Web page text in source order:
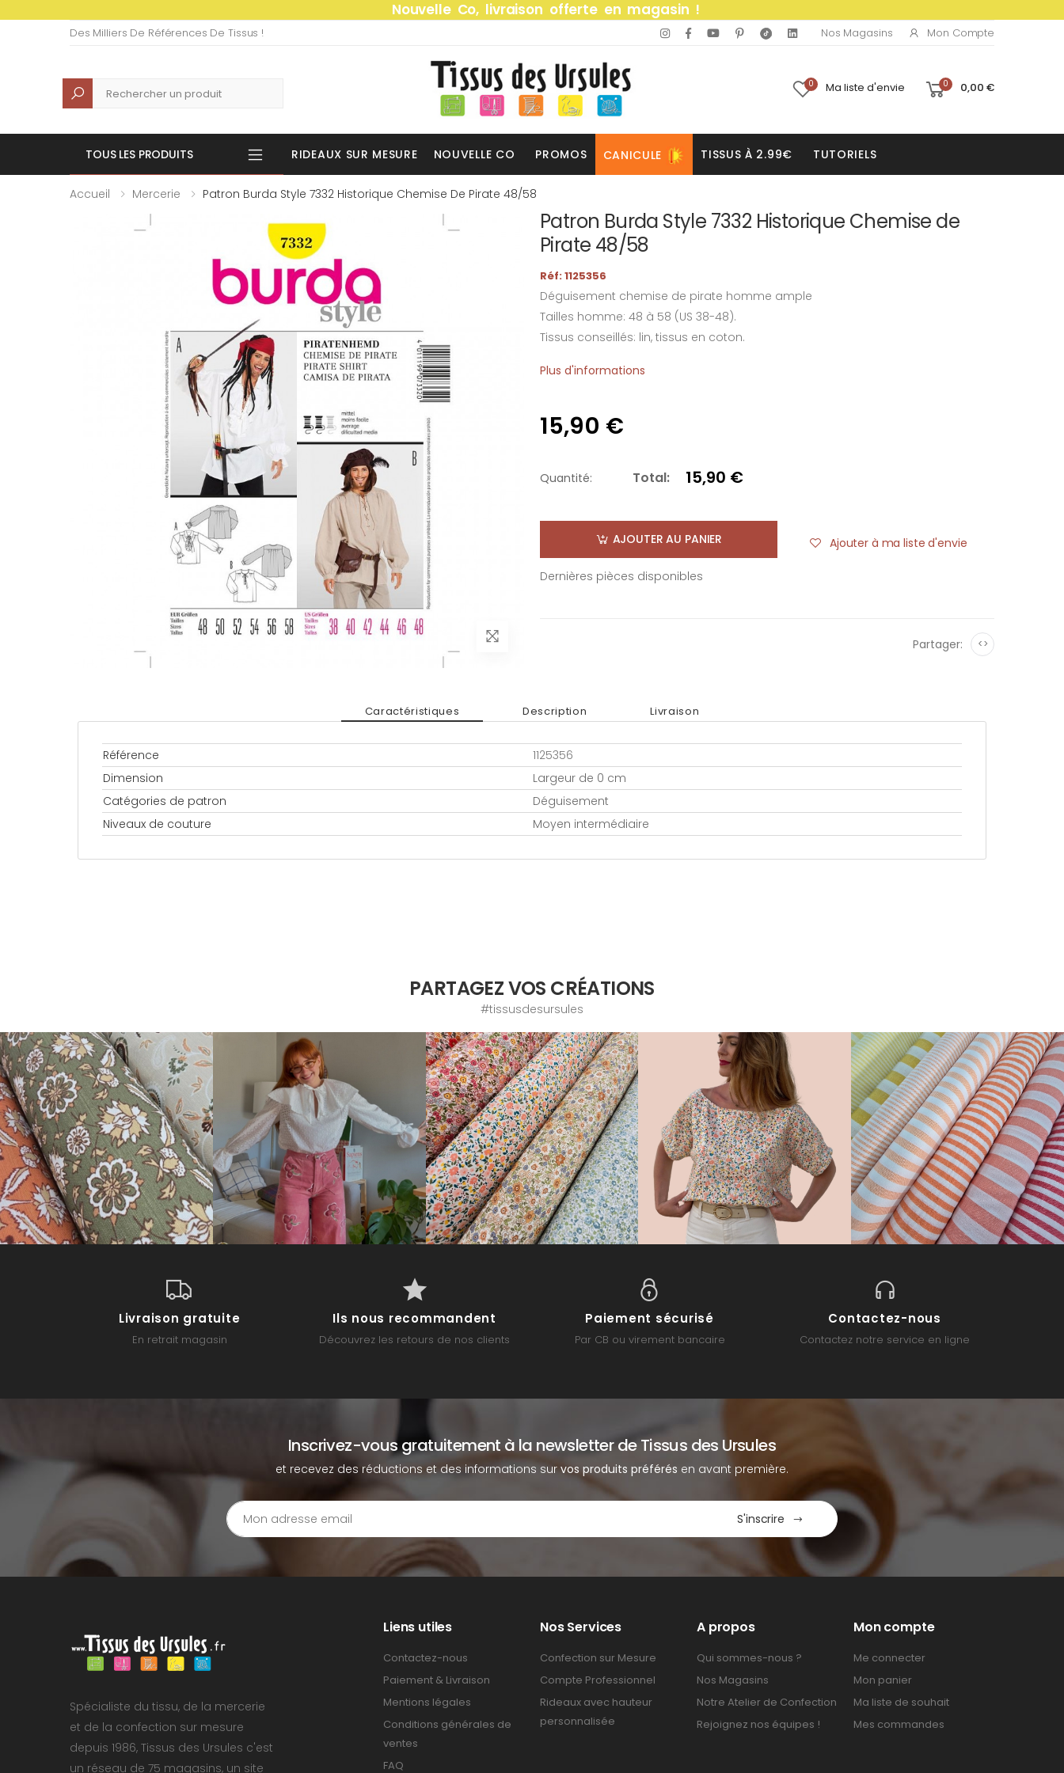
Nouvelle Co, livraison offerte en magasin !
Des Milliers De Références De Tissus ! Nos Magasins Mon Compte
Recherche 0 Ma liste d'envie 0 0,00 €
TOUS LES PRODUITS RIDEAUX SUR MESURE NOUVELLE CO PROMOS CANICULE TISSUS À 2.99€ TUTORIELS
Accueil Mercerie Patron Burda Style 7332 Historique Chemise De Pirate 48/58
Patron Burda Style 7332 Historique Chemise de
Pirate 48/58
Réf: 1125356
Déguisement chemise de pirate homme ample
Tailles homme: 48 à 58 (US 38-48).
Tissus conseillés: lin, tissus en coton.
Plus d'informations
15,90 €
Quantité: Total: 15,90 €
AJOUTER AU PANIER Ajouter à ma liste d'envie
Dernières pièces disponibles
Partager: <>
Caractéristiques Description Livraison
Référence
1125356
Dimension
Largeur de 0 cm
Catégories de patron
Déguisement
Niveaux de couture
Moyen intermédiaire
PARTAGEZ VOS CRÉATIONS
#tissusdesursules
Livraison gratuite
En retrait magasin
Ils nous recommandent
Découvrez les retours de nos clients
Paiement sécurisé
Par CB ou virement bancaire
Contactez-nous
Contactez notre service en ligne
Inscrivez-vous gratuitement à la newsletter de Tissus des Ursules
et recevez des réductions et des informations survos produits préférés en avant première.
S'inscrire
Spécialiste du tissu, de la mercerie
et de la confection sur mesure
depuis 1986, Tissus des Ursules c'est
un réseau de 75 magasins, un site
Liens utiles
Contactez-nous
Paiement & Livraison
Mentions légales
Conditions générales de
ventes
FAQ
Nos Services
Confection sur Mesure
Compte Professionnel
Rideaux avec hauteur
personnalisée
A propos
Qui sommes-nous ?
Nos Magasins
Notre Atelier de Confection
Rejoignez nos équipes !
Mon compte
Me connecter
Mon panier
Ma liste de souhait
Mes commandes